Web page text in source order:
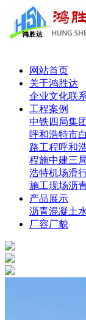
网站首页
关于鸿胜达
企业文化联
工程案例
中铁四局集
呼和浩特市
路工程呼和
程施中建三
浩特机场滑
施工现场沥
产品展示
沥青混凝土
厂容厂貌